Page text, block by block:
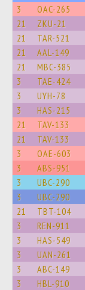
3
OAC-265
21 ZKU-21
21 TAR-521
21 AAL-149
21 MBC-385
3 TAE-424
3 UYH-78
3 HAS-215
21 TAV-133
21 TAV-133
3 OAE-603
3 ABS-951
3 UBC-290
3 UBC-290
21 TBT-104
3 REN-911
3 HAS-549
3 UAN-261
3 ABC-149
3 HBL-910